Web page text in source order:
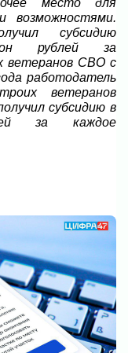
возможностями.
субсидию
рублей за
ветеранов СВО с
работодатель
ветеранов
субсидию в
за каждое